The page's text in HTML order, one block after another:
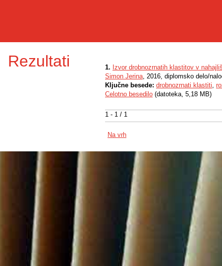
Rezultati
1 - 1 / 1
1. Izvor drobnozrnatih klastitov v
Simon Jerina, 2016, diplomsko delo/
Ključne besede: drobnozrnati klastiti,
Celotno besedilo (datoteka, 5,18 MB)
Na vrh